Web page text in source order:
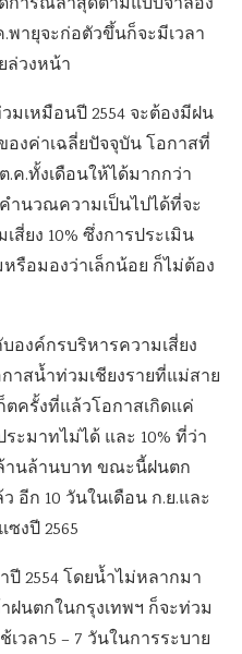
ายุจะก่อตัวขึ้นก็จะมีเวลา
ล่วงหน้า
เหมือนปี 2554 จะต้องมีฝน
งค่าเฉลี่ยปัจจุบัน โอกาสที่
.ค.ทั้งเดือนให้ได้มากกว่า
ำนวณความเป็นไปได้ที่จะ
สี่ยง 10% ซึ่งการประเมิน
หรือมองว่าเล็กน้อย ก็ไม่ต้อง
องค์กรบริหารความเสี่ยง
าสน้ำท่วมเชียงรายที่แม่สาย
ตครั้งที่แล้วโอกาสเกิดแค่
ะมาทไม่ได้ และ 10% ที่ว่า
ล้านล้านบาท ขณะนี้ฝนตก
อีก 10 วันในเดือน ก.ย.และ
งปี 2565
ปี 2554 โดยน้ำไม่หลากมา
นตกในกรุงเทพฯ ก็จะท่วม
วลา5 – 7 วันในการระบาย